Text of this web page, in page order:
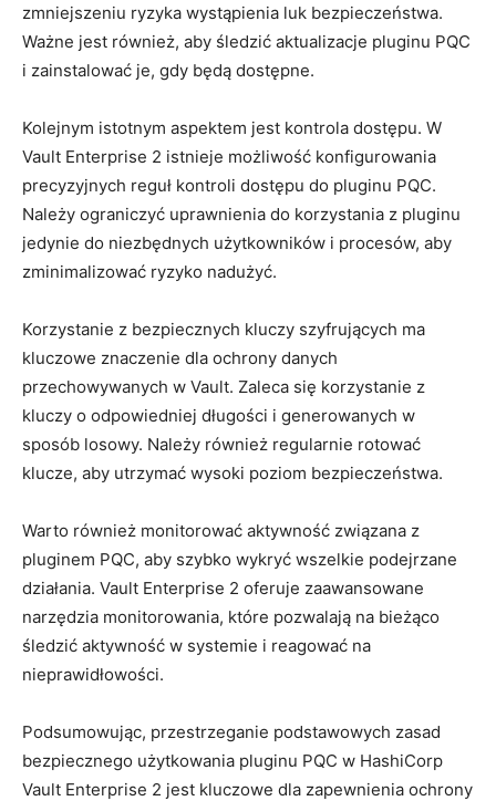
zmniejszeniu ryzyka ⁢wystąpienia luk bezpieczeństwa.⁤
Ważne ⁢jest również, aby śledzić aktualizacje ‌pluginu​ PQC
i zainstalować je, gdy będą dostępne.
Kolejnym istotnym aspektem‍ jest kontrola dostępu. W
Vault​ Enterprise 2 ​istnieje możliwość‍ konfigurowania
precyzyjnych reguł ​kontroli‍ dostępu do​ pluginu PQC.
Należy ograniczyć uprawnienia ⁣do korzystania ⁣z pluginu⁢
jedynie do niezbędnych użytkowników i procesów, aby
zminimalizować⁢ ryzyko nadużyć.
Korzystanie z bezpiecznych kluczy szyfrujących ma
kluczowe znaczenie dla ochrony danych
przechowywanych‌ w Vault. Zaleca się korzystanie z
kluczy o odpowiedniej długości i generowanych w‌
sposób losowy. Należy również ⁣regularnie rotować
klucze, aby utrzymać‍ wysoki⁢ poziom bezpieczeństwa.
Warto ‌również ⁢monitorować aktywność związana‍ z
pluginem PQC, aby szybko ‍wykryć wszelkie podejrzane
działania. Vault ⁢Enterprise 2 oferuje zaawansowane⁣
narzędzia monitorowania, ‍które pozwalają ⁣na‌ bieżąco
śledzić aktywność w systemie i reagować⁣ na
nieprawidłowości.
Podsumowując, przestrzeganie podstawowych zasad
bezpiecznego użytkowania ‌pluginu PQC w HashiCorp
Vault‌ Enterprise‍ 2 jest kluczowe dla zapewnienia ochrony